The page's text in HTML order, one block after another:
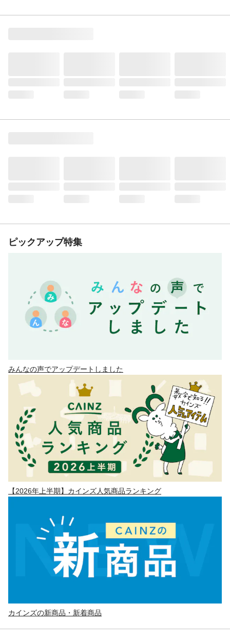
ピックアップ特集
みんなの声でアップデートしました
【2026年上半期】カインズ人気商品ランキング
カインズの新商品・新着商品